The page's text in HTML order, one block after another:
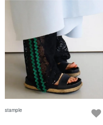
stample